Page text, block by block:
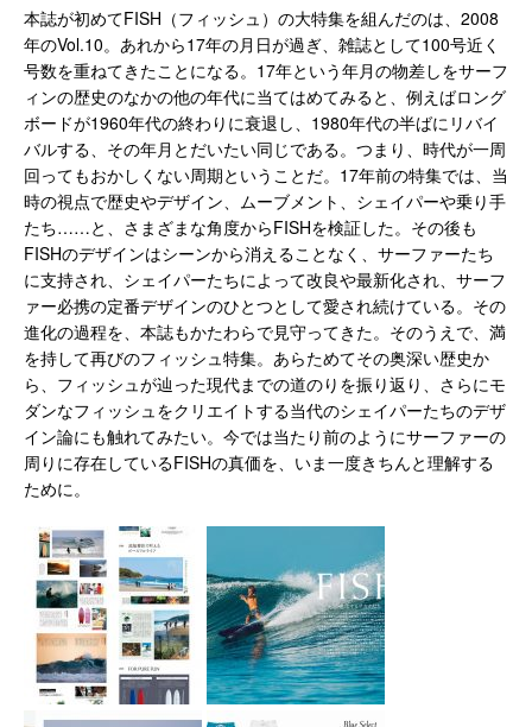
本誌が初めてFISH（フィッシュ）の大特集を組んだのは、2008
年のVol.10。あれから17年の月日が過ぎ、雑誌として100号近く
号数を重ねてきたことになる。17年という年月の物差しをサーフ
ィンの歴史のなかの他の年代に当てはめてみると、例えばロング
ボードが1960年代の終わりに衰退し、1980年代の半ばにリバイ
バルする、その年月とだいたい同じである。つまり、時代が一周
回ってもおかしくない周期ということだ。17年前の特集では、当
時の視点で歴史やデザイン、ムーブメント、シェイパーや乗り手
たち……と、さまざまな角度からFISHを検証した。その後も
FISHのデザインはシーンから消えることなく、サーファーたち
に支持され、シェイパーたちによって改良や最新化され、サーフ
ァー必携の定番デザインのひとつとして愛され続けている。その
進化の過程を、本誌もかたわらで見守ってきた。そのうえで、満
を持して再びのフィッシュ特集。あらためてその奥深い歴史か
ら、フィッシュが辿った現代までの道のりを振り返り、さらにモ
ダンなフィッシュをクリエイトする当代のシェイパーたちのデザ
イン論にも触れてみたい。今では当たり前のようにサーファーの
周りに存在しているFISHの真価を、いま一度きちんと理解する
ために。